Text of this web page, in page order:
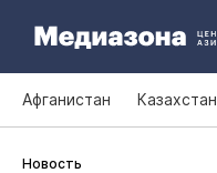
Афганистан Казахстан
Новость